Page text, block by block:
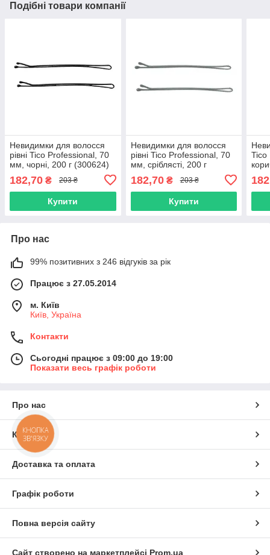
Подібні товари компанії
Невидимки для волосся
рівні Tico Professional, 70
мм, чорні, 200 г (300624)
182,70 ₴ 203 ₴
Купити
Невидимки для волосся
рівні Tico Professional, 70
мм, сріблясті, 200 г
182,70₴ 203 ₴
Купити
Tico
Про нас
99% позитивних з 246 відгуків за рік
Працює з 27.05.2014
м. Київ
Київ, Україна
Контакти
Сьогодні працює з 09:00 до 19:00
Показати весь графік роботи
Про нас
Контакти
Доставка та оплата
Графік роботи
Повна версія сайту
Сайт створено на маркетплейсі Prom.ua
КНОПКА
ЗВ'ЯЗКУ